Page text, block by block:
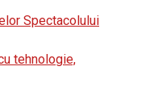
Spectacolului
tehnologie,